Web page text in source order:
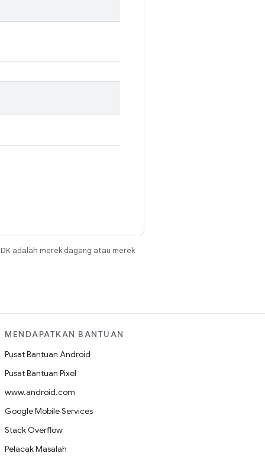
adalah merek dagang atau merek
MENDAPATKAN BANTUAN
Pusat Bantuan Android
Pusat Bantuan Pixel
www.android.com
Google Mobile Services
Stack Overflow
Pelacak Masalah